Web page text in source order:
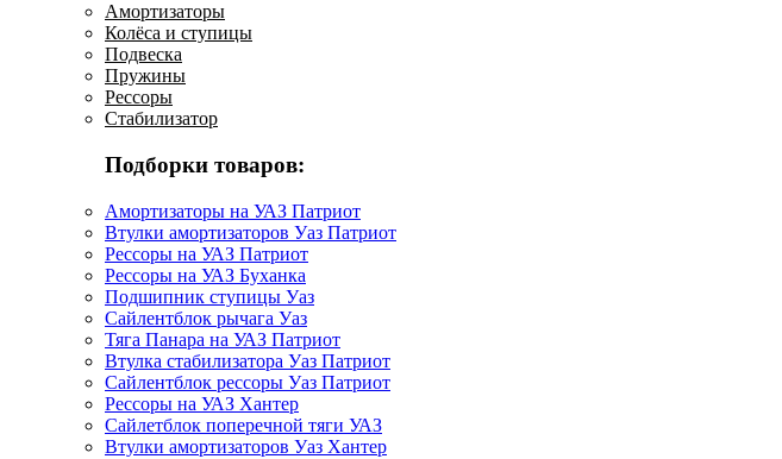
Амортизаторы
Колёса и ступицы
Подвеска
Пружины
Рессоры
Стабилизатор
Подборки товаров:
Амортизаторы на УАЗ Патриот
Втулки амортизаторов Уаз Патриот
Рессоры на УАЗ Патриот
Рессоры на УАЗ Буханка
Подшипник ступицы Уаз
Сайлентблок рычага Уаз
Тяга Панара на УАЗ Патриот
Втулка стабилизатора Уаз Патриот
Сайлентблок рессоры Уаз Патриот
Рессоры на УАЗ Хантер
Сайлетблок поперечной тяги УАЗ
Втулки амортизаторов Уаз Хантер